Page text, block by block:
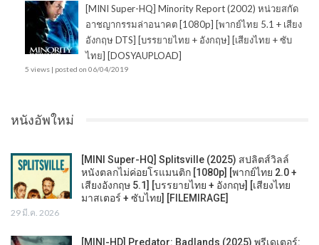
[MINI Super-HQ] Minority Report (2002) หน่วยสกัด
อาชญากรรมล่าอนาคต [1080p] [พากย์ไทย 5.1 + เสียง
อังกฤษ DTS] [บรรยายไทย + อังกฤษ] [เสียงไทย + ซับ
ไทย] [DOSYAUPLOAD]
5 views | posted on 06/04/2019
หนังอัพใหม่
[MINI Super-HQ] Splitsville (2025) สปลิตส์วิลล์
หนังตลกไม่ค่อยโรแมนติก [1080p] [พากย์ไทย 2.0 +
เสียงอังกฤษ 5.1] [บรรยายไทย + อังกฤษ] [เสียงไทย
มาสเตอร์ + ซับไทย] [FILEMIRAGE]
29 มี.ค. 2026
[MINI-HD] Predator: Badlands (2025) พรีเดเตอร์: